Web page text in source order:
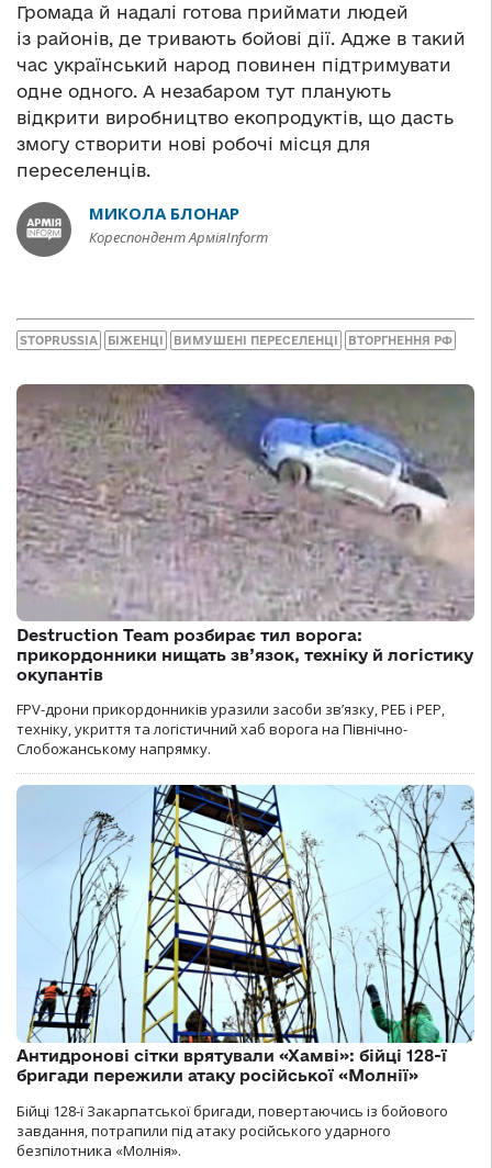
Громада й надалі готова приймати людей
із районів, де тривають бойові дії. Адже в такий
час український народ повинен підтримувати
одне одного. А незабаром тут планують
відкрити виробництво екопродуктів, що дасть
змогу створити нові робочі місця для
переселенців.
МИКОЛА БЛОНАР
Кореспондент АрміяInform
STOPRUSSIA БІЖЕНЦІ ВИМУШЕНІ ПЕРЕСЕЛЕНЦІ ВТОРГНЕННЯ РФ
Destruction Team розбирає тил ворога:
прикордонники нищать зв’язок, техніку й логістику
окупантів
FPV-дрони прикордонників уразили засоби зв’язку, РЕБ і РЕР,
техніку, укриття та логістичний хаб ворога на Північно-
Слобожанському напрямку.
Антидронові сітки врятували «Хамві»: бійці 128-ї
бригади пережили атаку російської «Молнії»
Бійці 128-ї Закарпатської бригади, повертаючись із бойового
завдання, потрапили під атаку російського ударного
безпілотника «Молнія».